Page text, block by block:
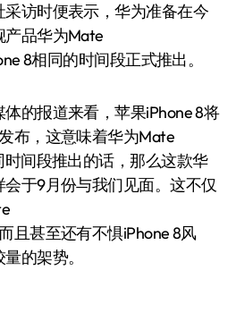
访时便表示，华为准备在今
品华为Mate
8相同的时间段正式推出。
的报道来看，苹果iPhone 8将
布，这意味着华为Mate
间段推出的话，那么这款华
于9月份与我们见面。这不仅
且甚至还有不惧iPhone 8风
的架势。